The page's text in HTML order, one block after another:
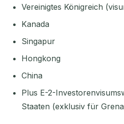
Vereinigtes Königreich
Kanada
Singapur
Hongkong
China
Plus E-2-
Staaten (exklusiv für